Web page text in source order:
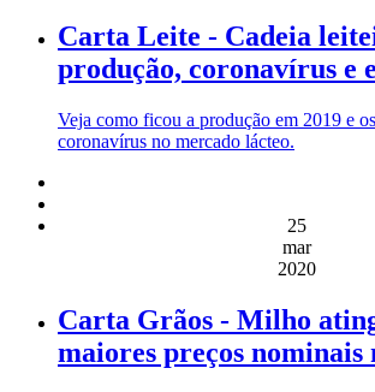
Carta Leite - Cadeia
produção, coronavírus e
Veja como ficou a produção em 2019 e
coronavírus no mercado lácteo.
25
mar
2020
Carta Grãos - Milho
maiores preços nominais